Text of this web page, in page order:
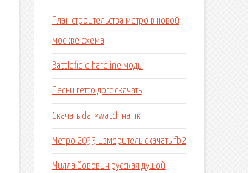
План строительства метро в новой
москве схема
Battlefield hardline моды
Песни гетто догс скачать
Скачать darkwatch на пк
Метро 2033 измеритель скачать fb2
Милла йовович русская душой